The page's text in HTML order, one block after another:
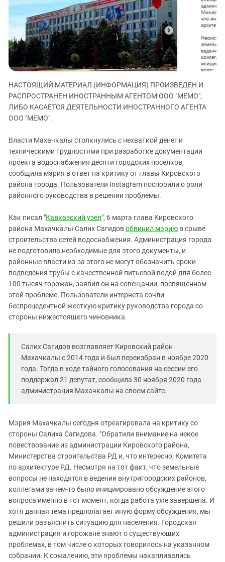
ЗАСТАВЛЯЕТ
КАВКАЗ ЗА ПАЛЕСТИНУ
ИНАКОМЫСЛИЕ В ЧЕЧНЕ
ПРЕСЛЕДОВАНИЕ АКТИВИСТОВ
МОБИЛИЗАЦИЯ И ПРОТЕСТЫ
Ингушетия
Кабардино-Балкария
Калмыкия
Карачаево-Черкесия
Краснодарский край
Российская Федерация
Северная Осетия - Алания
СКФО
Ставропольский край
Чечня
Южный Кавказ
ЮФО
НАСТОЯЩИЙ МАТЕРИАЛ (ИНФОРМАЦИЯ) ПРОИЗВЕДЕН И
РАСПРОСТРАНЕН ИНОСТРАННЫМ АГЕНТОМ ООО "МЕМО",
ЛИБО КАСАЕТСЯ ДЕЯТЕЛЬНОСТИ ИНОСТРАННОГО АГЕНТА
ООО "МЕМО".
Власти Махачкалы столкнулись с нехваткой денег и
техническими трудностями при разработке документации
проекта водоснабжения десяти городских поселков,
сообщила мэрия в ответ на критику от главы Кировского
района города. Пользователи Instagram поспорили о роли
районного руководства в решении проблемы.
Как писал "Кавказский узел", 6 марта глава Кировского
района Махачкалы Салих Сагидовобвинил мэрию в срыве
строительства сетей водоснабжения. Администрация города
не подготовила необходимые для этого документы, и
районные власти из-за этого не могут обозначить сроки
подведения трубы с качественной питьевой водой для более
100 тысяч горожан, заявил он на совещании, посвященном
этой проблеме. Пользователи интернета сочли
беспрецедентной жесткую критику руководства города со
стороны нижестоящего чиновника.
Салих Сагидов возглавляет Кировский район
Махачкалы с 2014 года и был переизбран в ноябре 2020
года. Тогда в ходе тайного голосования на сессии его
поддержал 21 депутат, сообщила 30 ноября 2020 года
администрация Махачкалы на своем сайте.
Мэрия Махачкалы сегодня отреагировала на критику со
стороны Салиха Сагидова. "Обратили внимание на некое
повествование из администрации Кировского района,
Министерства строительства РД и, что интересно, Комитета
по архитектуре РД. Несмотря на тот факт, что земельные
вопросы не находятся в ведении внутригородских районов,
коллегами зачем-то было инициировано обсуждение этого
вопроса именно в тот момент, когда работа уже завершена. И
хотя данная тема предполагает иную форму обсуждения, мы
решили разъяснить ситуацию для населения. Городская
администрация и горожане знают о существующих
проблемах, в том числе о которых говорилось на указанном
собрании. К сожалению, эти проблемы накапливались